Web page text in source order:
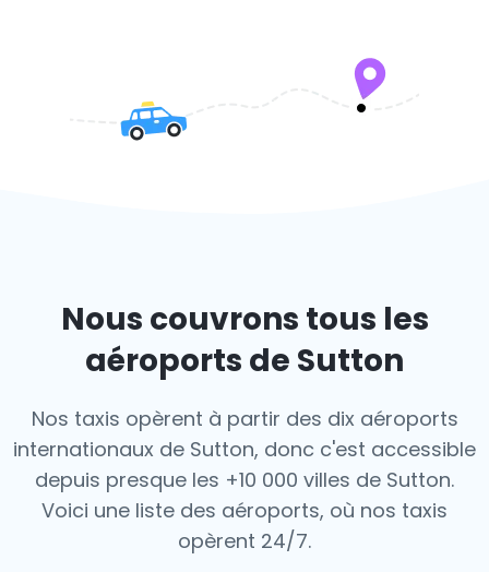
Nous couvrons tous les
aéroports de Sutton
Nos taxis opèrent à partir des dix aéroports
internationaux de Sutton, donc c'est accessible
depuis presque les +10 000 villes de Sutton.
Voici une liste des aéroports, où nos taxis
opèrent 24/7.